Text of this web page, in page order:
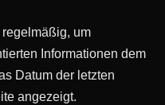
um
Informationen dem
Datum der letzten
angezeigt.